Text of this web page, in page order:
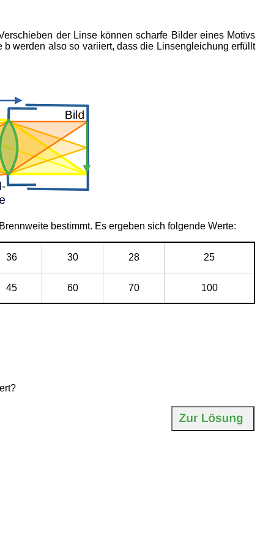
der Linse können scharfe Bilder eines Motivs
werden also so variiert, dass die Linsengleichung erfüllt
bestimmt. Es ergeben sich folgende Werte:
36 30 28 25
45 60 70 100